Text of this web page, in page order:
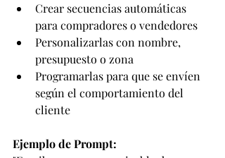
Crear secuencias automáticas
para compradores o vendedores
Personalizarlas con nombre,
presupuesto o zona
Programarlas para que se envíen
según el comportamiento del
cliente
Ejemplo de Prompt: